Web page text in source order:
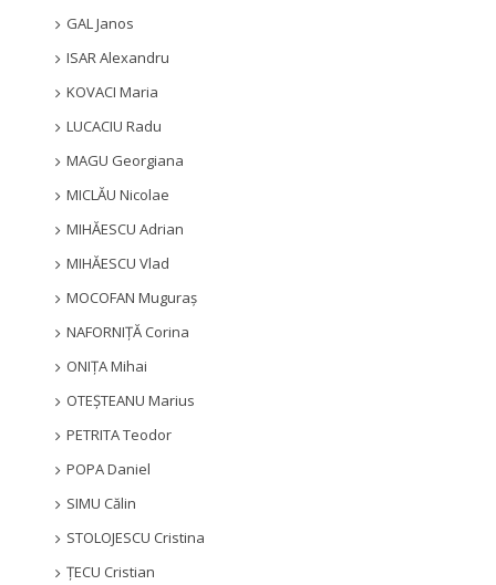
GAL Janos
ISAR Alexandru
KOVACI Maria
LUCACIU Radu
MAGU Georgiana
MICLĂU Nicolae
MIHĂESCU Adrian
MIHĂESCU Vlad
MOCOFAN Muguraș
NAFORNIȚĂ Corina
ONIȚA Mihai
OTEȘTEANU Marius
PETRITA Teodor
POPA Daniel
SIMU Călin
STOLOJESCU Cristina
ȚECU Cristian